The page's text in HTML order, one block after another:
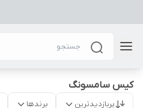
کیس سامسونگ
پربازدیدترین برندها